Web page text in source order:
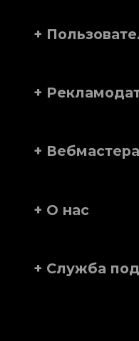
+
+
+
+ О нас
+ Служба